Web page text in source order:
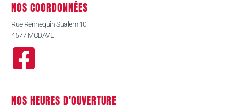
NOS COORDONNÉES
Rue Rennequin Sualem 10
4577 MODAVE
NOS HEURES D'OUVERTURE